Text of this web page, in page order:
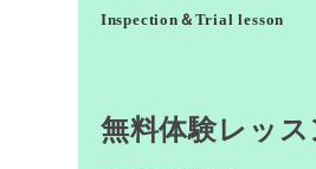
Inspection＆Trial lesson
無料体験レッス